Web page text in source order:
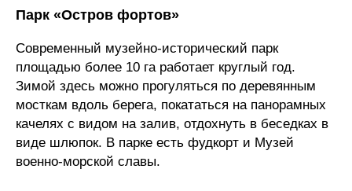
Парк «Остров фортов»
Современный музейно-исторический парк
площадью более 10 га работает круглый год.
Зимой здесь можно прогуляться по деревянным
мосткам вдоль берега, покататься на панорамных
качелях с видом на залив, отдохнуть в беседках в
виде шлюпок. В парке есть фудкорт и Музей
военно-морской славы.